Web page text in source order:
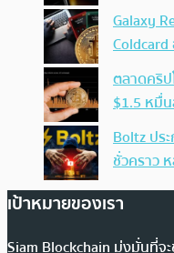
Galaxy
ตลาดคริป
$1.5 หมื่
Boltz ปร
ชั่วคราว
เป้าหมายของเรา
Siam Blockchain มุ่งมั่นที่จ